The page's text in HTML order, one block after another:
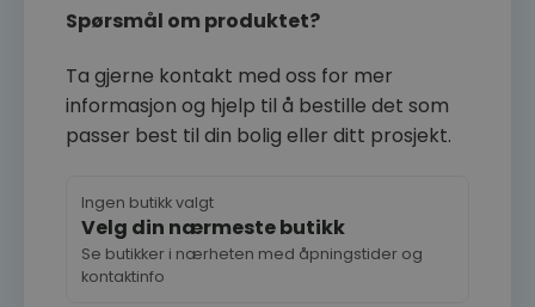
Spørsmål om produktet?
Ta gjerne kontakt med oss for mer
informasjon og hjelp til å bestille det som
passer best til din bolig eller ditt prosjekt.
Ingen butikk valgt
Velg din nærmeste butikk
Se butikker i nærheten med åpningstider og
kontaktinfo